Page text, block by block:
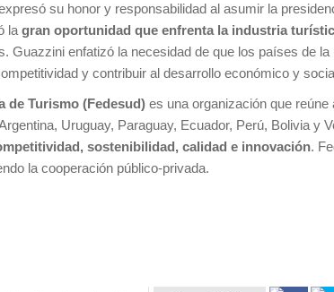
su honor y responsabilidad al asumir la
la gran oportunidad que enfrenta la industria
Guazzini enfatizó la necesidad de que los países de
y contribuir al desarrollo económico y
de Turismo (Fedesud) es una organización que
Uruguay, Paraguay, Ecuador, Perú, Bolivia y
sostenibilidad, calidad e innovación.
la cooperación público-privada.